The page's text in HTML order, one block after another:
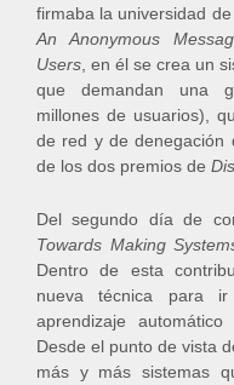
firmaba la universidad
An Anonymous
Users, en él se crea un
que demandan una
millones de usuarios),
de red y de denegación
de los dos premios de
Del segundo día de
Towards Making
Dentro de esta
nueva técnica para
aprendizaje
Desde el punto de vista
más y más sistemas